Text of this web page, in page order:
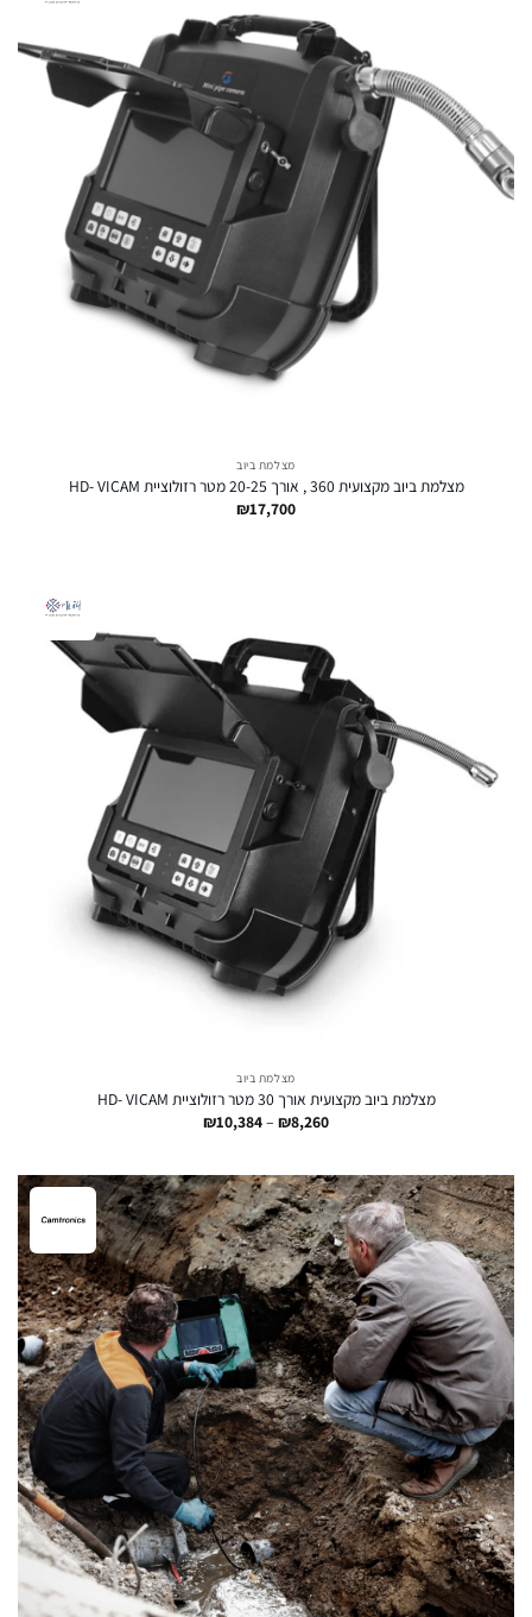
מצלמת ביוב
מצלמת ביוב מקצועית 360 , אורך 20-25 מטר רזולוציית HD- VICAM
₪17,700
מצלמת ביוב
מצלמת ביוב מקצועית אורך 30 מטר רזולוציית HD- VICAM
₪8,260
–
₪10,384 טווח